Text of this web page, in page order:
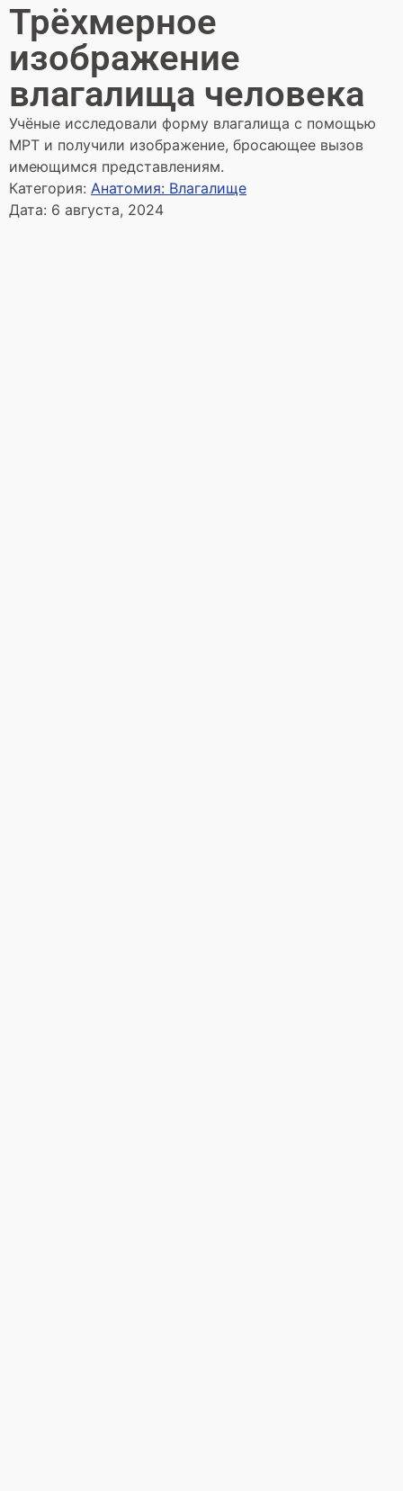
Трёхмерное
изображение
влагалища человека
Учёные исследовали форму влагалища с помощью
МРТ и получили изображение, бросающее вызов
имеющимся представлениям.
Категория: Анатомия: Влагалище
Дата: 6 августа, 2024